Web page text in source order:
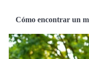
Cómo encontrar un